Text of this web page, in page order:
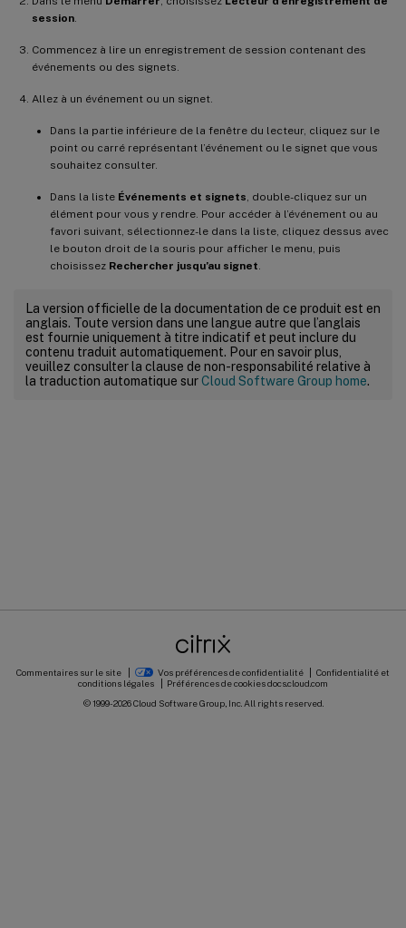
session
Commencez à lire un enregistrement de session contenant des
événements ou des signets.
Allez à un événement ou un signet.
Dans la partie inférieure de la fenêtre du lecteur, cliquez sur le
point ou carré représentant l’événement ou le signet que vous
souhaitez consulter.
Dans la liste Événements et signets , double-cliquez sur un
élément pour vous y rendre. Pour accéder à l’événement ou au
favori suivant, sélectionnez-le dans la liste, cliquez dessus avec
le bouton droit de la souris pour afficher le menu, puis
choisissez Rechercher jusqu’au signet
La version officielle de la documentation de ce produit est en
anglais. Toute version dans une langue autre que l’anglais
est fournie uniquement à titre indicatif et peut inclure du
contenu traduit automatiquement. Pour en savoir plus,
veuillez consulter la clause de non-responsabilité relative à
la traduction automatique surCloud Software Group home.
Commentaires sur le site Vos préférences de confidentialité
Confidentialité et
conditions légales
Préférences de cookiesdocs.cloud.com
© 1999-2026Cloud Software Group, Inc. All rights reserved.